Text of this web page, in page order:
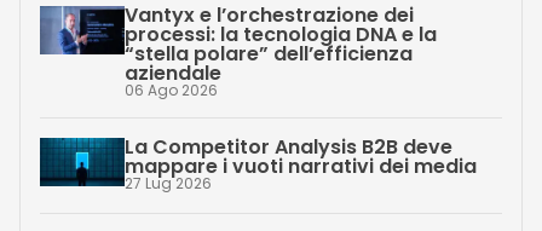
Vantyx e l’orchestrazione dei
processi: la tecnologia DNA e la
“stella polare” dell’efficienza
aziendale
06 Ago 2026
La Competitor Analysis B2B deve
mappare i vuoti narrativi dei media
27 Lug 2026